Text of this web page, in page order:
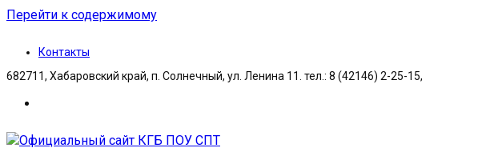
Перейти к содержимому
Контакты
682711, Хабаровский край, п. Солнечный, ул. Ленина 11. тел.: 8 (42146) 2-25-15,